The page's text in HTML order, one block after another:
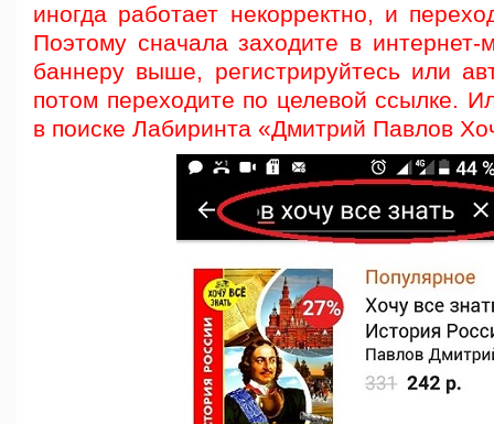
иногда работает некорректно, и
Поэтому сначала заходите в интернет-
баннеру выше, регистрируйтесь или
потом переходите по целевой ссылке.
в поиске Лабиринта «Дмитрий Павлов